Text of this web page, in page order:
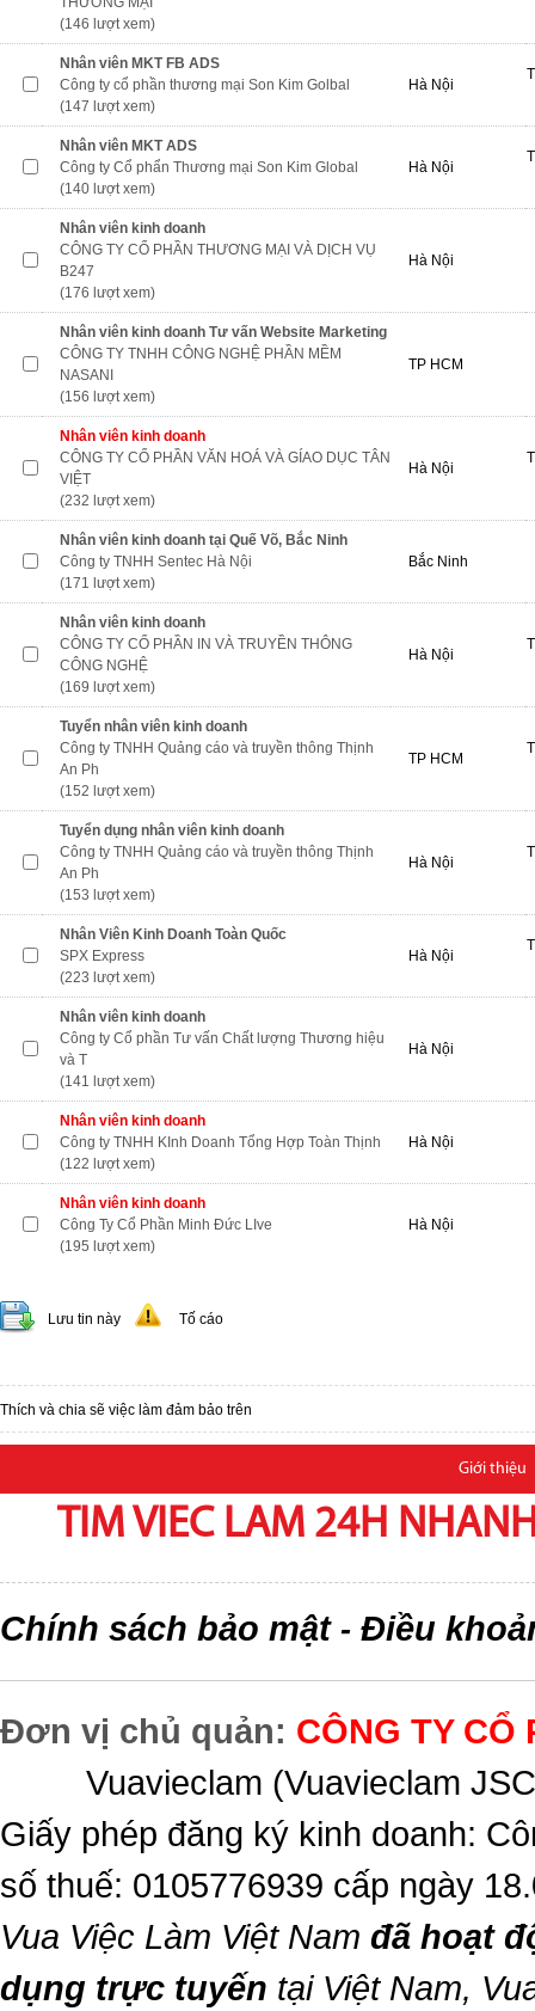
(146 lượt xem)
Nhân viên MKT FB ADS
Công ty cổ phần thương mại Son Kim Golbal
(147 lượt xem)
Hà Nội
Nhân viên MKT ADS
Công ty Cổ phẩn Thương mại Son Kim Global
(140 lượt xem)
Hà Nội
Nhân viên kinh doanh
CÔNG TY CỔ PHẦN THƯƠNG MẠI VÀ DỊCH VỤ
B247
(176 lượt xem)
Hà Nội
Nhân viên kinh doanh Tư vấn Website Marketing
CÔNG TY TNHH CÔNG NGHỆ PHẦN MỀM
NASANI
(156 lượt xem)
TP HCM
Nhân viên kinh doanh
CÔNG TY CỔ PHẦN VĂN HOÁ VÀ GÍAO DỤC TÂN
VIỆT
(232 lượt xem)
Hà Nội
Nhân viên kinh doanh tại Quế Võ, Bắc Ninh
Công ty TNHH Sentec Hà Nội
(171 lượt xem)
Bắc Ninh
Nhân viên kinh doanh
CÔNG TY CỔ PHẦN IN VÀ TRUYỀN THÔNG
CÔNG NGHỆ
(169 lượt xem)
Hà Nội
Tuyển nhân viên kinh doanh
Công ty TNHH Quảng cáo và truyền thông Thịnh
An Ph
(152 lượt xem)
TP HCM
Tuyển dụng nhân viên kinh doanh
Công ty TNHH Quảng cáo và truyền thông Thịnh
An Ph
(153 lượt xem)
Hà Nội
Nhân Viên Kinh Doanh Toàn Quốc
SPX Express
(223 lượt xem)
Hà Nội
Nhân viên kinh doanh
Công ty Cổ phần Tư vấn Chất lượng Thương hiệu
và T
(141 lượt xem)
Hà Nội
Nhân viên kinh doanh
Công ty TNHH KInh Doanh Tổng Hợp Toàn Thịnh
(122 lượt xem)
Hà Nội
Nhân viên kinh doanh
Công Ty Cổ Phần Minh Đức LIve
(195 lượt xem)
Hà Nội
Lưu tin này Tố cáo
Thích và chia sẽ việc làm đảm bảo trên
Giới thiệu
TIM VIEC LAM 24H
Chính sách bảo mật- Điều
Đơn vị chủ quản: CÔNG TY CỔ
Vuavieclam (Vuavieclam
Giấy phép đăng ký kinh doanh:
số thuế: 0105776939 cấp ngày
Vua Việc Làm Việt Nam đã hoạt
dụng trực tuyến tại Việt Nam,